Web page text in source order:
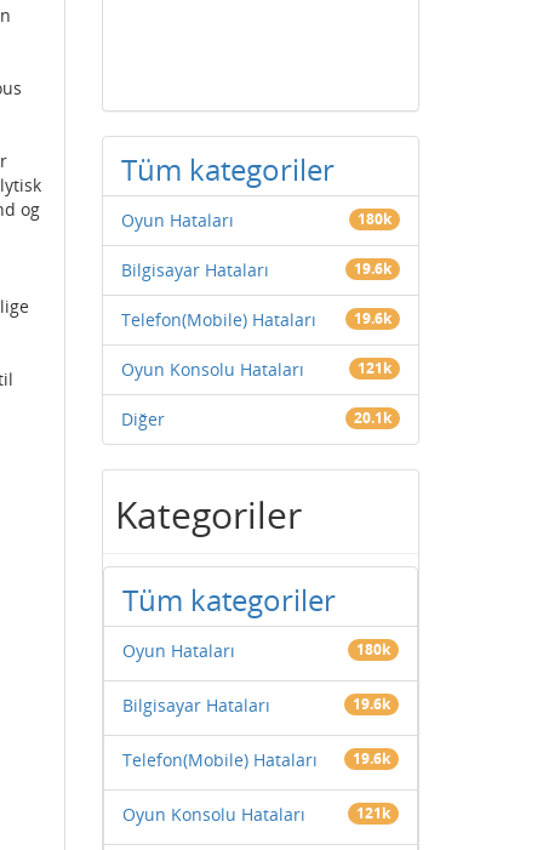
og
Tüm kategoriler
Oyun Hataları 180k
Bilgisayar Hataları 19.6k
Telefon(Mobile) Hataları 19.6k
Oyun Konsolu Hataları 121k
Diğer 20.1k
Kategoriler
Tüm kategoriler
Oyun Hataları 180k
Bilgisayar Hataları 19.6k
Telefon(Mobile) Hataları 19.6k
Oyun Konsolu Hataları 121k